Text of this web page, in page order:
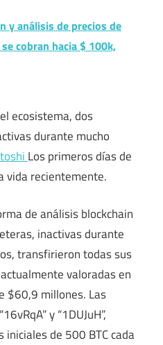
y análisis de precios de
cobran hacia $ 100k,
ecosistema, dos
durante mucho
Los primeros días de
vida recientemente.
de análisis blockchain
inactivas durante
transfirieron todas sus
valoradas en
$60,9 millones. Las
y “1DUJuH”,
de 500 BTC cada